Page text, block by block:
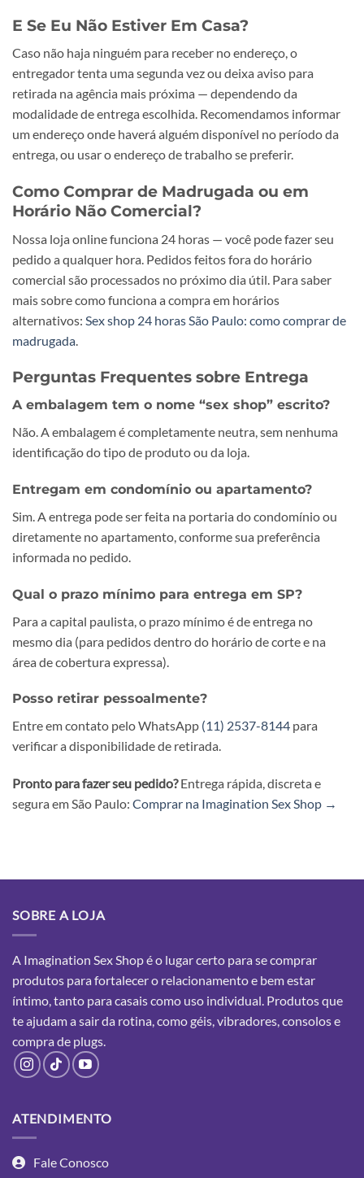
E Se Eu Não Estiver Em Casa?
Caso não haja ninguém para receber no endereço, o
entregador tenta uma segunda vez ou deixa aviso para
retirada na agência mais próxima — dependendo da
modalidade de entrega escolhida. Recomendamos informar
um endereço onde haverá alguém disponível no período da
entrega, ou usar o endereço de trabalho se preferir.
Como Comprar de Madrugada ou em
Horário Não Comercial?
Nossa loja online funciona 24 horas — você pode fazer seu
pedido a qualquer hora. Pedidos feitos fora do horário
comercial são processados no próximo dia útil. Para saber
mais sobre como funciona a compra em horários
alternativos: Sex shop 24 horas São Paulo: como comprar de
madrugada
Perguntas Frequentes sobre Entrega
A embalagem tem o nome “sex shop” escrito?
Não. A embalagem é completamente neutra, sem nenhuma
identificação do tipo de produto ou da loja.
Entregam em condomínio ou apartamento?
Sim. A entrega pode ser feita na portaria do condomínio ou
diretamente no apartamento, conforme sua preferência
informada no pedido.
Qual o prazo mínimo para entrega em SP?
Para a capital paulista, o prazo mínimo é de entrega no
mesmo dia (para pedidos dentro do horário de corte e na
área de cobertura expressa).
Posso retirar pessoalmente?
Entre em contato pelo WhatsApp (11) 2537-8144 para
verificar a disponibilidade de retirada.
Pronto para fazer seu pedido?Entrega rápida, discreta e
segura em São Paulo: Comprar na Imagination Sex Shop →
SOBRE A LOJA
A Imagination Sex Shop é o lugar certo para se comprar
produtos para fortalecer o relacionamento e bem estar
íntimo, tanto para casais como uso individual. Produtos que
te ajudam a sair da rotina, como géis, vibradores, consolos e
comprade plugs.
ATENDIMENTO
Fale Conosco